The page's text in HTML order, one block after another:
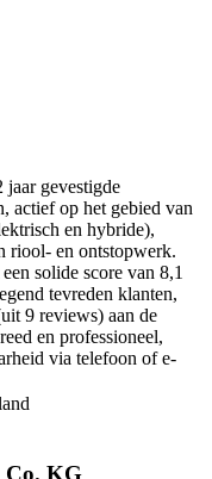
jaar gevestigde
actief op het gebied van
en hybride),
riool- en ontstopwerk.
solide score van 8,1
tevreden klanten,
9 reviews) aan de
en professioneel,
via telefoon of e-